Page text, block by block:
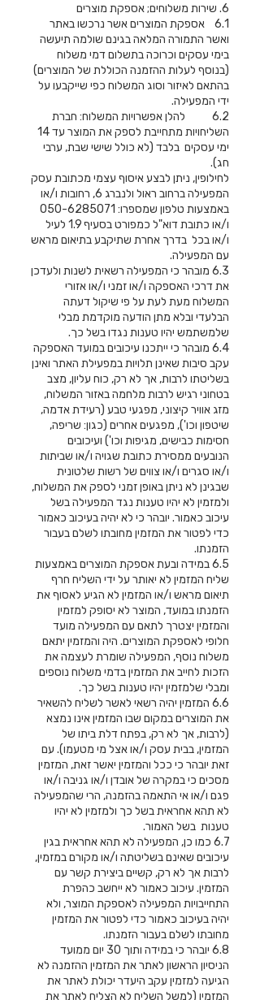
6. שירות משלוחים; אספקת מוצרים
6.1 אספקת המוצרים אשר נרכשו באתר
ואשר התמורה המלאה בגינם שולמה תיעשה
בימי עסקים וכרוכה בתשלום דמי משלוח
(בנוסף לעלות ההזמנה הכוללת של המוצרים)
בהתאם לאיזור וסוג המשלוח כפי שייקבעו על
ידי המפעילה.
6.2 להלן אפשרויות המשלוח: חברת
השליחויות מתחייבת לספק את המוצר עד 14
ימי עסקים בלבד (לא כולל שישי שבת, ערבי
חג).
לחילופין, ניתן לבצע איסוף עצמי מכתובת עסק
המפעילה ברחוב ראול ולנברג 6, רחובות ו/או
באמצעות טלפון שמספרו: 050-6285071
ו/או כתובת דוא"ל כמפורט בסעיף 1.9 לעיל
ו/או בכל בדרך אחרת שתיקבע בתיאום מראש
עם המפעילה.
6.3 מובהר כי המפעילה רשאית לשנות ולעדכן
את דרכי האספקה ו/או זמני ו/או אזורי
המשלוח מעת לעת על פי שיקול דעתה
הבלעדי ובלא מתן הודעה מוקדמת מבלי
שלמשתמש יהיו טענות נגדו בשל כך.
6.4 מובהר כי ייתכנו עיכובים במועד האספקה
עקב סיבות שאינן תלויות במפעילת האתר ואינן
בשליטתו לרבות, אך לא רק, כוח עליון, מצב
בטחוני רגיש לרבות מלחמה באזור המשלוח,
מזג אוויר קיצוני, מפגעי טבע (רעידת אדמה,
שיטפון וכו'), מפגעים אחרים (כגון: שריפה,
חסימות כבישים, מגיפות וכו') ועיכובים
הנובעים ממסירת כתובת שגויה ו/או שביתות
ו/או סגרים ו/או צווים של רשות שלטונית
שבגינן לא ניתן באופן זמני לספק את המשלוח,
ולמזמין לא יהיו טענות נגד המפעילה בשל
עיכוב כאמור. יובהר כי לא יהיה בעיכוב כאמור
כדי לפטור את המזמין מחובתו לשלם בעבור
הזמנתו.
6.5 במידה ובעת אספקת המוצרים באמצעות
שליח המזמין לא יאותר על ידי השליח חרף
תיאום מראש ו/או המזמין לא הגיע לאסוף את
הזמנתו במועד, המוצר לא יסופק למזמין
והמזמין יצטרך לתאם עם המפעילה מועד
חלופי לאספקת המוצרים. היה והמזמין יתאם
משלוח נוסף, המפעילה שומרת לעצמה את
הזכות לחייב את המזמין בדמי משלוח נוספים
ומבלי שלמזמין יהיו טענות בשל כך.
6.6 המזמין יהיה רשאי לאשר לשליח להשאיר
את המוצרים במקום שבו המזמין אינו נמצא
(לרבות, אך לא רק, בפתח דלת ביתו של
המזמין, בבית עסק ו/או אצל מי מטעמו). עם
זאת יובהר כי ככל והמזמין יאשר זאת, המזמין
מסכים כי במקרה של אובדן ו/או גניבה ו/או
פגם ו/או אי התאמה בהזמנה, הרי שהמפעילה
לא תהא אחראית בשל כך ולמזמין לא יהיו
טענות בשל האמור.
6.7 כמו כן, המפעילה לא תהא אחראית בגין
עיכובים שאינם בשליטתה ו/או מקורם במזמין,
לרבות אך לא רק, קשיים ביצירת קשר עם
המזמין. עיכוב כאמור לא ייחשב כהפרת
התחייבויות המפעילה לאספקת המוצר, ולא
יהיה בעיכוב כאמור כדי לפטור את המזמין
מחובתו לשלם בעבור הזמנתו.
6.8 יובהר כי במידה ותוך 30 יום ממועד
הניסיון הראשון לאתר את המזמין ההזמנה לא
הגיעה למזמין עקב היעדר יכולת לאתר את
המזמין (למשל השליח לא הצליח לאתר את